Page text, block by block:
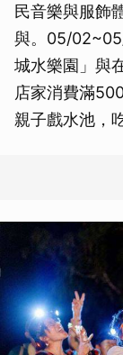
民音樂與服飾
與。05/
城水樂園」與
店家消費滿
親子戲水池，